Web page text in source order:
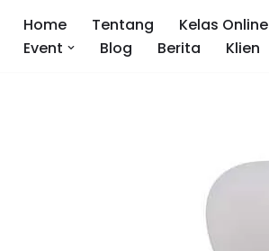
Home Tentang Kelas Online
Event
Blog Berita Klien